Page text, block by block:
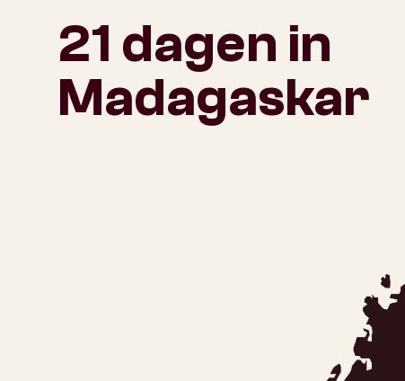
21 dagen in
Madagaskar